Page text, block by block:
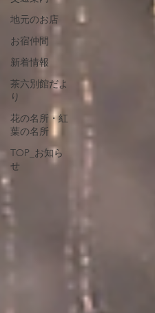
地元のお店
お宿仲間
新着情報
茶六別館だよ
り
花の名所・紅
葉の名所
TOP_お知ら
せ